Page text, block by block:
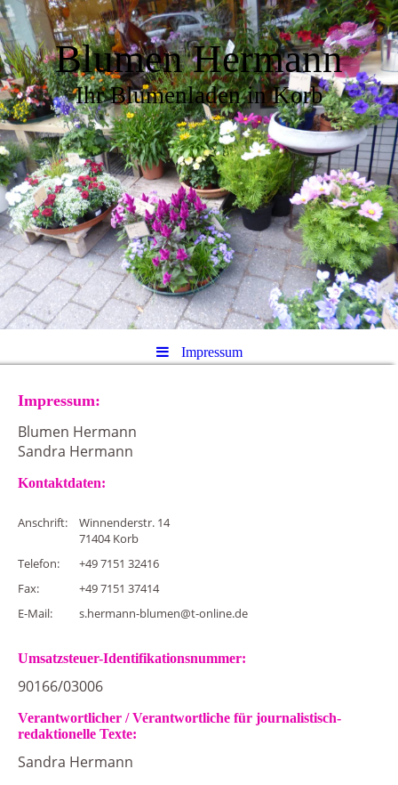
Blumen Hermann
Ihr Blumenladen in Korb
Impressum
Impressum:
Blumen Hermann
Sandra Hermann
Kontaktdaten:
Anschrift:
Winnenderstr. 14
71404 Korb
Telefon:
+49 7151 32416
Fax:
+49 7151 37414
E-Mail:
s.hermann-blumen@t-online.de
Umsatzsteuer-Identifikationsnummer:
90166/03006
Verantwortlicher / Verantwortliche für journalistisch-
redaktionelle Texte:
Sandra Hermann